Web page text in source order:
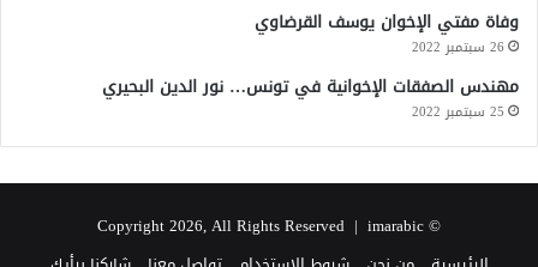
وفاة مفتي الإخوان يوسف القرضاوي
26 سبتمبر 2022
مهندس الصفقات الإخوانية في تونس… نور الدين البحيري
25 سبتمبر 2022
© Copyright 2026, All Rights Reserved |
imarabic